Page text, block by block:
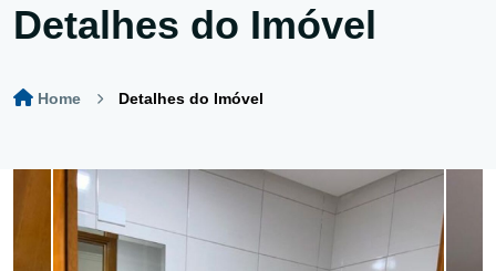
Detalhes do Imóvel
Home Detalhes do Imóvel